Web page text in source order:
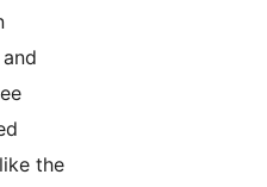
the